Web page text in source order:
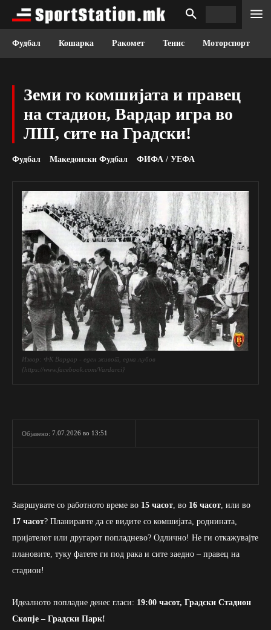
Фудбал Кошарка Ракомет Тенис Моторспорт
Земи го комшијата и правец
на стадион, Вардар игра во
ЛШ, сите на Градски!
Фудбал Македонски Фудбал ФИФА / УЕФА
Извор: ФК Вардар - еден живот, една љубов
{https://www.facebook.com/Vardarci}
Објавено: 7.07.2026 во 13:51
Завршувате со работното време во 15 часот, во 16 часот, или во
17 часот? Планиравте да се видите со комшијата, роднината,
пријателот или другарот попладнево? Одлично! Не ги откажувајте
плановите, туку фатете ги под рака и сите заедно – правец на
стадион!
Идеалното попладне денес гласи: 19:00 часот, Градски Стадион
Скопје – Градски Парк!